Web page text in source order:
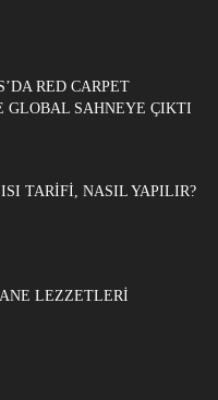
RED CARPET
GLOBAL SAHNEYE ÇIKTI
TARIFI, NASIL YAPILIR?
LEZZETLERI